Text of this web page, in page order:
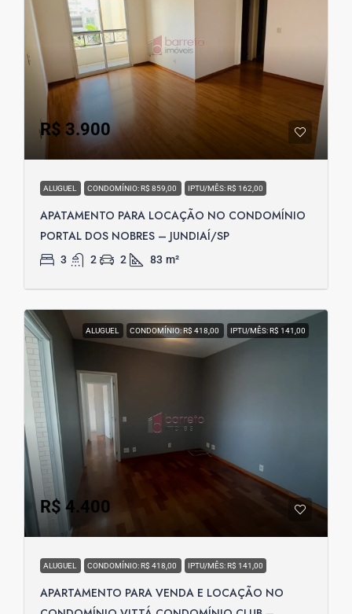
R$ 3.900
ALUGUEL CONDOMÍNIO: R$ 859,00 IPTU/MÊS: R$ 162,00
APATAMENTO PARA LOCAÇÃO NO CONDOMÍNIO
PORTAL DOS NOBRES – JUNDIAÍ/SP
3 2 2 83 m²
ALUGUEL CONDOMÍNIO: R$ 418,00 IPTU/MÊS: R$ 141,00
R$ 4.400
ALUGUEL CONDOMÍNIO: R$ 418,00 IPTU/MÊS: R$ 141,00
APARTAMENTO PARA VENDA E LOCAÇÃO NO